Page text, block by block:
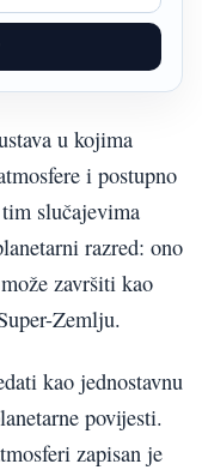
u kojima
i postupno
slučajevima
razred: ono
završiti kao
Zemlju.
kao jednostavnu
povijesti.
zapisan je